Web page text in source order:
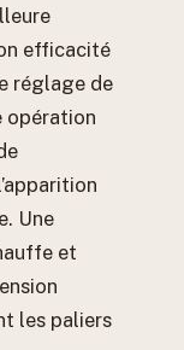
efficacité
réglage de
opération
Une
et
les paliers